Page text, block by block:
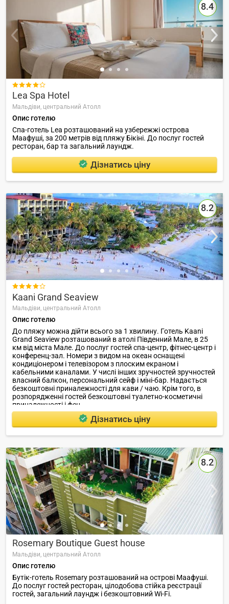
8.4

Lea Spa Hotel
Мальдіви, центральний Атолл
Опис готелю
Спа-готель Lea розташований на узбережжі острова
Маафуші, за 200 метрів від пляжу Бікіні. До послуг гостей
ресторан, бар та загальний лаундж.
Дізнатись ціну
8.2

Kaani Grand Seaview
Мальдіви, центральний Атолл
Опис готелю
До пляжу можна дійти всього за 1 хвилину. Готель Kaani
Grand Seaview розташований в атолі Південний Мале, в 25
км від міста Мале. До послуг гостей спа-центр, фітнес-центр і
конференц-зал. Номери з видом на океан оснащені
кондиціонером і телевізором з плоским екраном і
кабельними каналами. У числі інших зручностей зручностей
власний балкон, персональний сейф і міні-бар. Надається
безкоштовні приналежності для кави / чаю. Крім того, в
розпорядженні гостей безкоштовні туалетно-косметичні
приналежності і фен.
Дізнатись ціну
8.2
Rosemary Boutique Guest house
Мальдіви, центральний Атолл
Опис готелю
Бутік-готель Rosemary розташований на острові Маафуші.
До послуг гостей ресторан, цілодобова стійка реєстрації
гостей, загальний лаундж і безкоштовний Wi-Fi.